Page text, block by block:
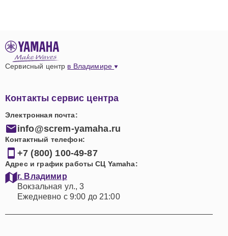
Сервисный центр в Владимире
Контакты сервис центра
Электронная почта:
info@screm-yamaha.ru
Контактный телефон:
+7 (800) 100-49-87
Адрес и график работы СЦ Yamaha:
г. Владимир
Вокзальная ул., 3
Ежедневно с 9:00 до 21:00